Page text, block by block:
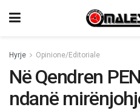
Hyrje Opinione/Editoriale
Në Qendren
ndanë